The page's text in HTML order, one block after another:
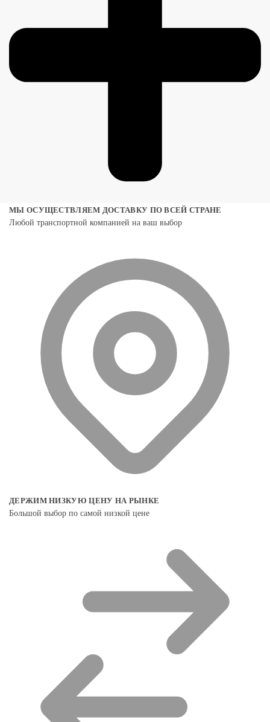
МЫ ОСУЩЕСТВЛЯЕМ ДОСТАВКУ ПО ВСЕЙ СТРАНЕ
Любой транспортной компанией на ваш выбор
ДЕРЖИМ НИЗКУЮ ЦЕНУ НА РЫНКЕ
Большой выбор по самой низкой цене